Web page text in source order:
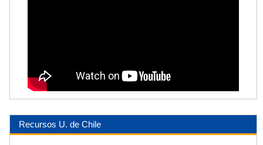
Recursos U. de Chile